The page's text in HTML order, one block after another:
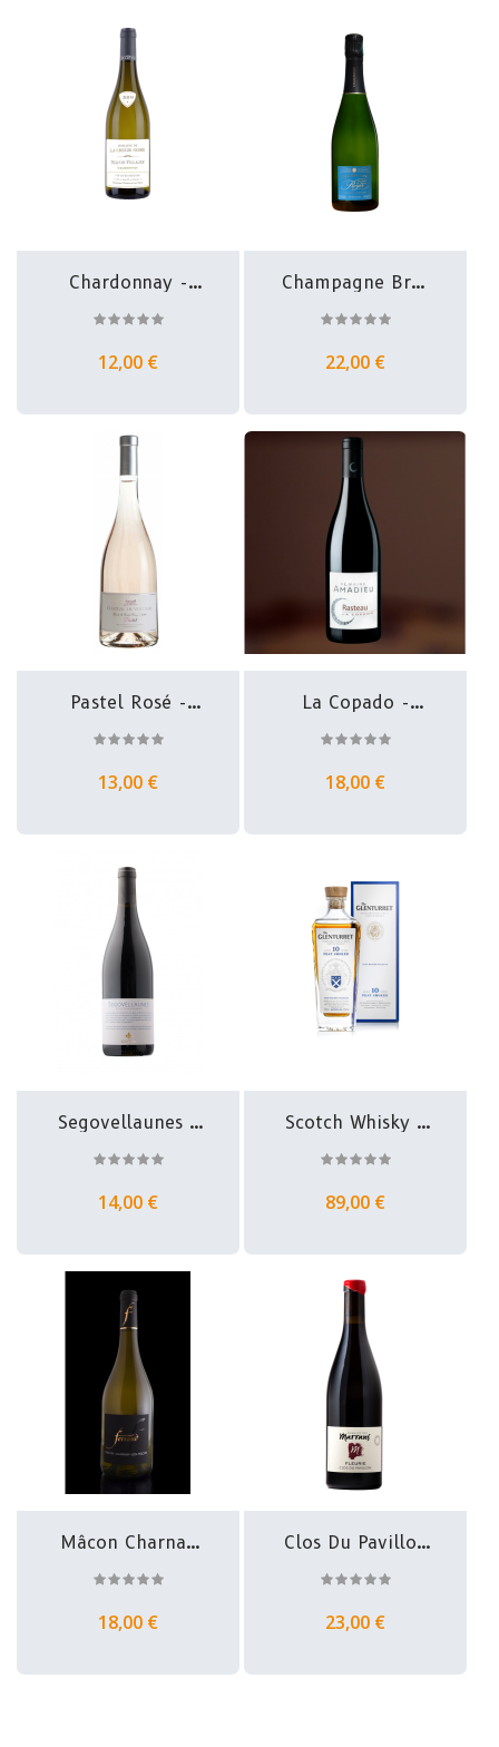
Chardonnay -
12,00 €
Champagne Brut
22,00 €
Pastel Rosé -
13,00 €
La Copado -
18,00 €
Segovellaunes -
14,00 €
Scotch Whisky -
89,00 €
Mâcon Charnay
18,00 €
Clos Du Pavillon
23,00 €